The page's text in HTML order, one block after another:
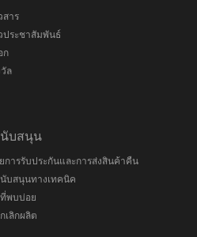
สาร
ประชาสัมพันธ์
ก
ล
บสนุน
การรับประกันและการส่งสินค้าคืน
บสนุนทางเทคนิค
พบบ่อย
เลิกผลิต